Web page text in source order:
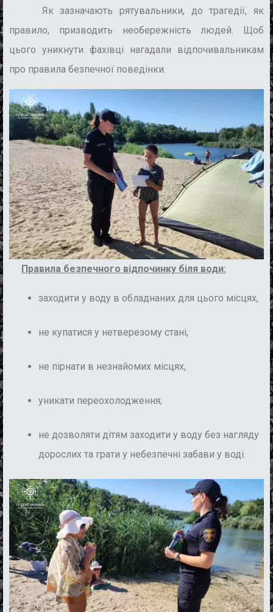
Як зазначають рятувальники, до трагедії, як
правило, призводить необережність людей. Щоб
цього уникнути фахівці нагадали відпочивальникам
про правила безпечної поведінки.
Правила безпечного відпочинку біля води:
заходити у воду в обладнаних для цього місцях,
не купатися у нетверезому стані,
не пірнати в незнайомих місцях,
уникати переохолодження;
не дозволяти дітям заходити у воду без нагляду
дорослих та грати у небезпечні забави у воді.